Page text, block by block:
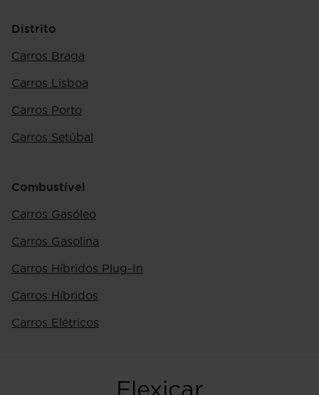
Distrito
Carros Braga
Carros Lisboa
Carros Porto
Carros Setúbal
Combustível
Carros Gasóleo
Carros Gasolina
Carros Híbridos Plug-In
Carros Híbridos
Carros Elétricos
Flexicar